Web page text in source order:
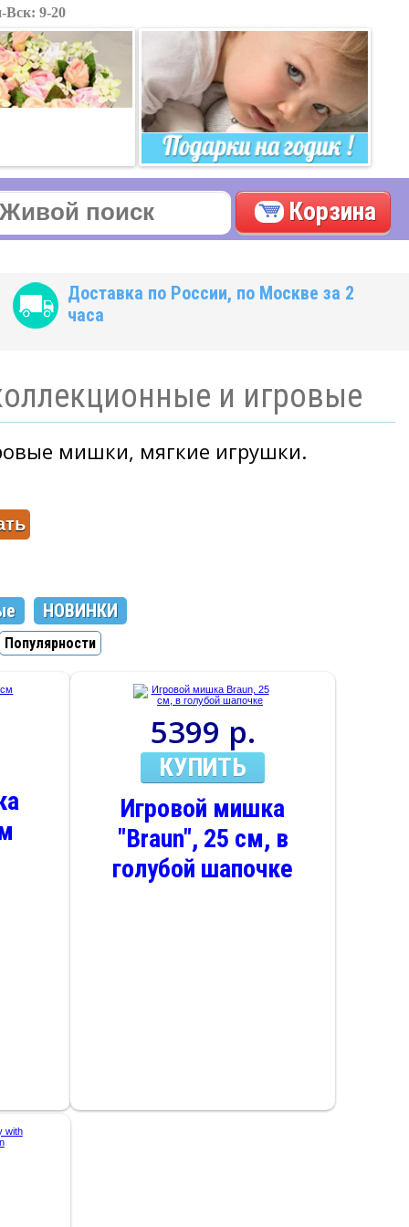
Вск: 9-20
Корзина
Доставка по России, по Москве за 2
часа
и игровые
мишки, мягкие игрушки.
НОВИНКИ
Популярности
5399 р.
КУПИТЬ
Игровой мишка
"Braun", 25 см, в
голубой шапочке